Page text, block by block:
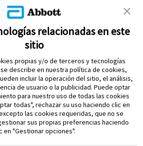
relacionadas en este
sitio
propias y/o de terceros y tecnologías
describe en nuestra política de cookies,
incluir la operación del sitio, el análisis,
de usuario o la publicidad. Puede optar
para nuestro uso de todas las cookies
todas", rechazar su uso haciendo clic en
las cookies requeridas, que no se
sus propias preferencias haciendo
en "Gestionar opciones".